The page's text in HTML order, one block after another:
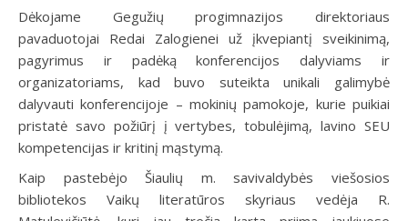
Dėkojame Gegužių progimnazijos direktoriaus
pavaduotojai Redai Zalogienei už įkvepiantį sveikinimą,
pagyrimus ir padėką konferencijos dalyviams ir
organizatoriams, kad buvo suteikta unikali galimybė
dalyvauti konferencijoje – mokinių pamokoje, kurie puikiai
pristatė savo požiūrį į vertybes, tobulėjimą, lavino SEU
kompetencijas ir kritinį mąstymą.
Kaip pastebėjo Šiaulių m. savivaldybės viešosios
bibliotekos Vaikų literatūros skyriaus vedėja R.